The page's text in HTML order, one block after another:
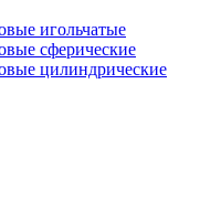
игольчатые
сферические
цилиндрические